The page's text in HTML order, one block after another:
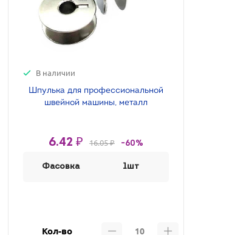
В наличии
Шпулька для профессиональной
швейной машины, металл
6.42 ₽ 16.05 ₽ -60%
Фасовка 1шт
Кол-во